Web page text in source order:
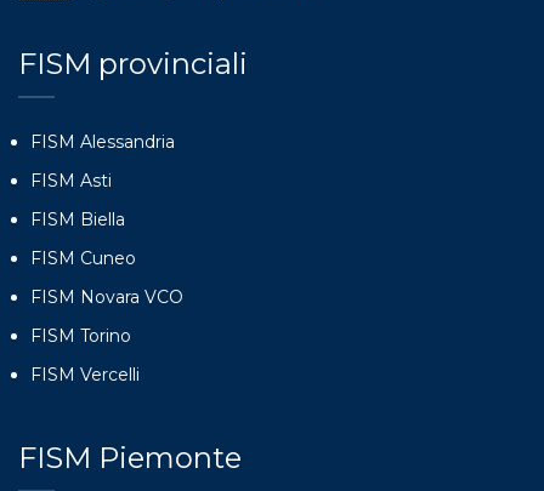
FISM provinciali
FISM Alessandria
FISM Asti
FISM Biella
FISM Cuneo
FISM Novara VCO
FISM Torino
FISM Vercelli
FISM Piemonte